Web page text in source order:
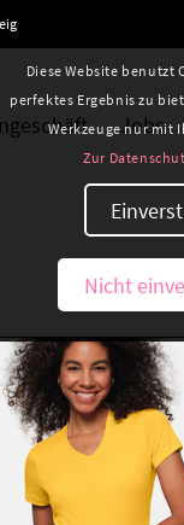
Jobs
Diese Website benutzt
perfektes Ergebnis zu
Werkzeuge nur mit
Zur
Nicht